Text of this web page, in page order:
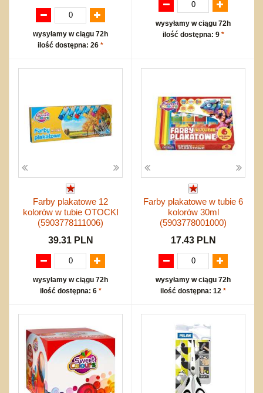
wysyłamy w ciągu 72h
ilość dostępna: 26 *
wysyłamy w ciągu 72h
ilość dostępna: 9 *
Farby plakatowe 12
kolorów w tubie OTOCKI
(5903778111006)
39.31 PLN
wysyłamy w ciągu 72h
ilość dostępna: 6 *
Farby plakatowe w tubie 6
kolorów 30ml
(5903778001000)
17.43 PLN
wysyłamy w ciągu 72h
ilość dostępna: 12 *